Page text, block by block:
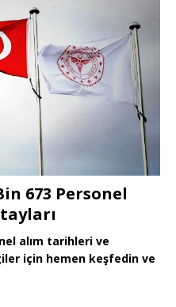
673 Personel
alım tarihleri ve
için hemen keşfedin ve